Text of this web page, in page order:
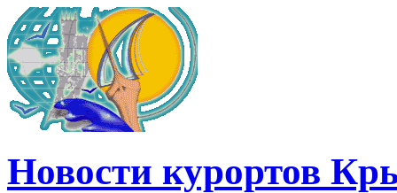
Новости курортов